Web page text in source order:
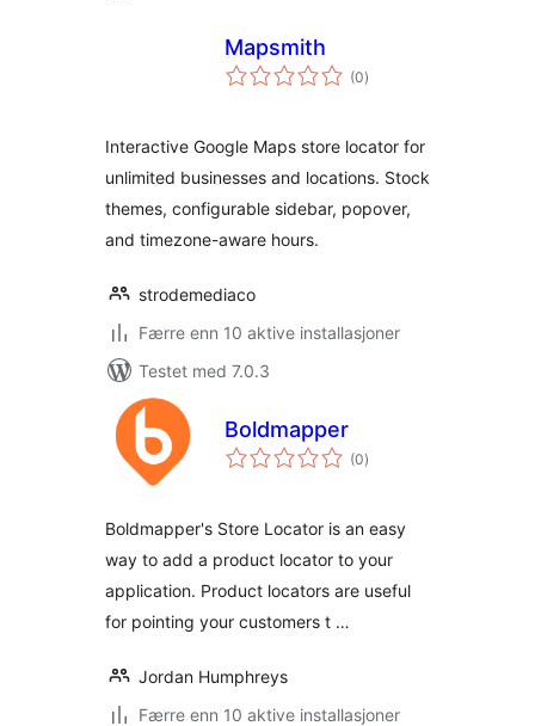
Mapsmith
(0totale
vurderinger
)
Interactive Google Maps store locator for
unlimited businesses and locations. Stock
themes, configurable sidebar, popover,
and timezone-aware hours.
strodemediaco
Færre enn 10 aktive installasjoner
Testet med 7.0.3
Boldmapper
(0totale
vurderinger
)
Boldmapper's Store Locator is an easy
way to add a product locator to your
application. Product locators are useful
for pointing your customers t …
Jordan Humphreys
Færre enn 10 aktive installasjoner